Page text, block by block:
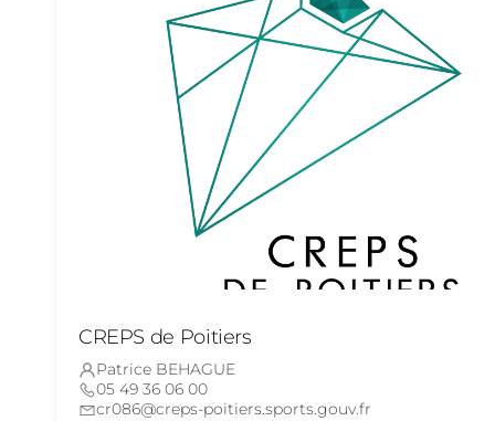
CREPS de Poitiers
Patrice BEHAGUE
05 49 36 06 00
cr086@creps-poitiers.sports.gouv.fr